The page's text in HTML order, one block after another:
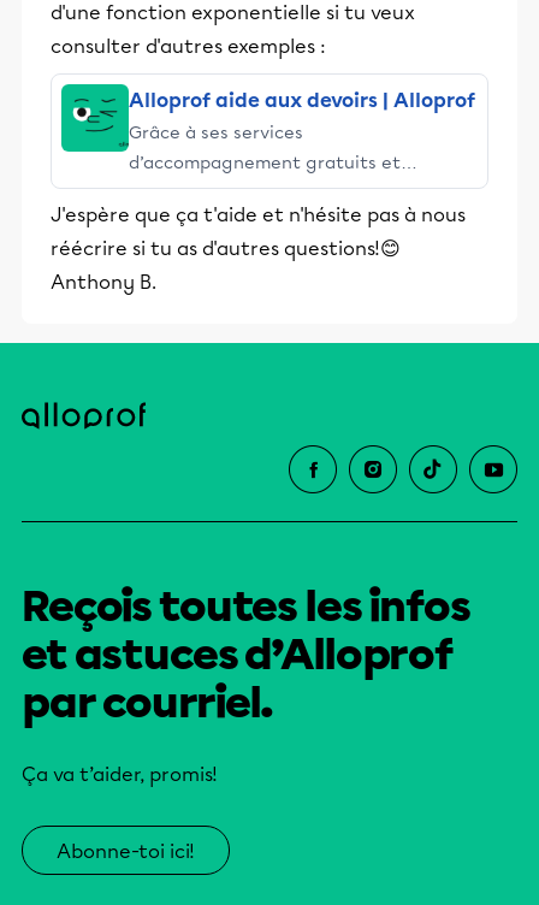
d'une fonction exponentielle si tu veux
consulter d'autres exemples :
Alloprof aide aux devoirs | Alloprof
Grâce à ses services
d’accompagnement gratuits et
stimulants, Alloprof engage les élèves
et leurs parents dans la réussite
éducative.
J'espère que ça t'aide et n'hésite pas à nous
réécrire si tu as d'autres questions!😊
Anthony B.
Reçois toutes les infos
et astuces d’Alloprof
par courriel.
Ça va t’aider, promis!
Abonne-toi ici!